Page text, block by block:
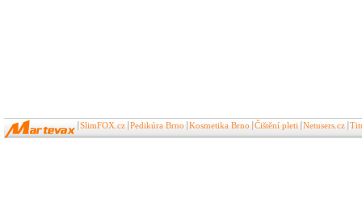
SlimFOX.cz Pedikúra Brno Kosmetika Brno Čištění pleti Netusers.cz